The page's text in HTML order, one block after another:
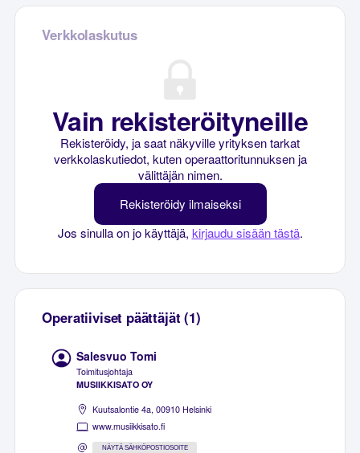
Verkkolaskutus
Vain rekisteröityneille
Rekisteröidy, ja saat näkyville yrityksen tarkat
verkkolaskutiedot, kuten operaattoritunnuksen ja
välittäjän nimen.
Rekisteröidy ilmaiseksi
Jos sinulla on jo käyttäjä, kirjaudu sisään tästä.
Operatiiviset päättäjät (1)
Salesvuo Tomi
Toimitusjohtaja
MUSIIKKISATO OY
Kuutsalontie 4a, 00910 Helsinki
www.musiikkisato.fi
NÄYTÄ SÄHKÖPOSTIOSOITE